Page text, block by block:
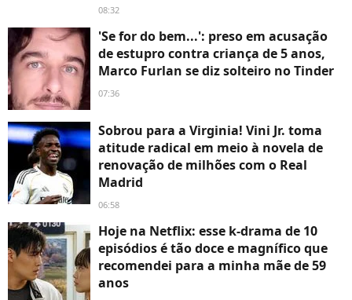
08:32
'Se for do bem...': preso em acusação
de estupro contra criança de 5 anos,
Marco Furlan se diz solteiro no Tinder
07:36
Sobrou para a Virginia! Vini Jr. toma
atitude radical em meio à novela de
renovação de milhões com o Real
Madrid
06:58
Hoje na Netflix: esse k-drama de 10
episódios é tão doce e magnífico que
recomendei para a minha mãe de 59
anos